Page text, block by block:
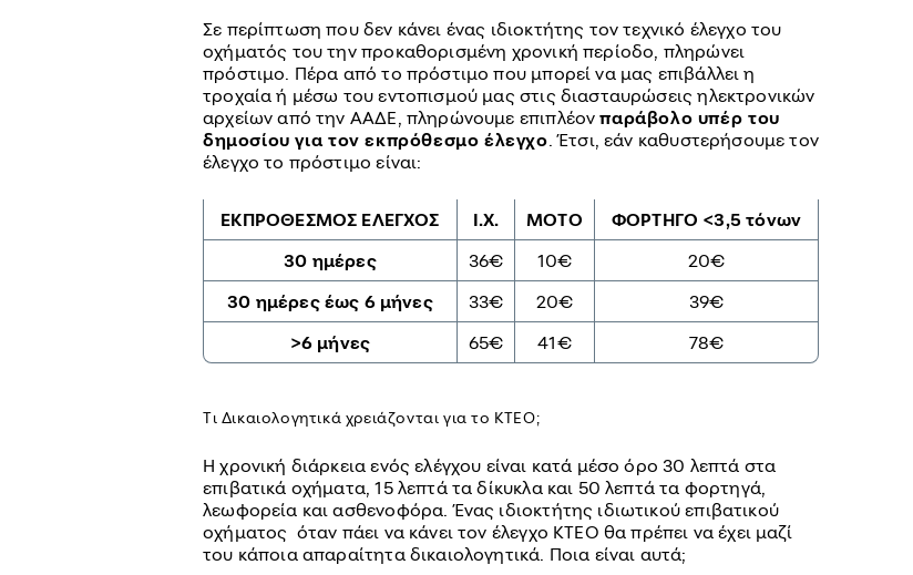
Σε περίπτωση που δεν κάνει ένας ιδιοκτήτης τον τεχνικό έλεγχο του
οχήματός του την προκαθορισμένη χρονική περίοδο, πληρώνει
πρόστιμο. Πέρα από το πρόστιμο που μπορεί να μας επιβάλλει η
τροχαία ή μέσω του εντοπισμού μας στις διασταυρώσεις ηλεκτρονικών
αρχείων από την ΑΑΔΕ, πληρώνουμε επιπλέονπαράβολο υπέρ του
δημοσίου για τον εκπρόθεσμο έλεγχο. Έτσι, εάν καθυστερήσουμε τον
έλεγχο το πρόστιμο είναι:
ΕΚΠΡΟΘΕΣΜΟΣ ΕΛΕΓΧΟΣ Ι.Χ. ΜΟΤΟ
ΦΟΡΤΗΓΟ <3,5 τόνων
30 ημέρες
36€ 10€
20€
30 ημέρες έως 6 μήνες
33€ 20€
39€
>6 μήνες
65€ 41€ 78€
Τι Δικαιολογητικά χρειάζονται για το ΚΤΕΟ;
Η χρονική διάρκεια ενός ελέγχου είναι κατά μέσο όρο 30 λεπτά στα
επιβατικά οχήματα, 15 λεπτά τα δίκυκλα και 50 λεπτά τα φορτηγά,
λεωφορεία και ασθενοφόρα. Ένας ιδιοκτήτης ιδιωτικού επιβατικού
οχήματος όταν πάει να κάνει τον έλεγχο ΚΤΕΟ θα πρέπει να έχει μαζί
του κάποια απαραίτητα δικαιολογητικά. Ποια είναι αυτά;